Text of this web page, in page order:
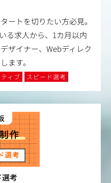
ートを切りたい方必見。
る求人から、1カ月以内
ザイナー、Webディレク
ます。
ィブ スピード選考
考